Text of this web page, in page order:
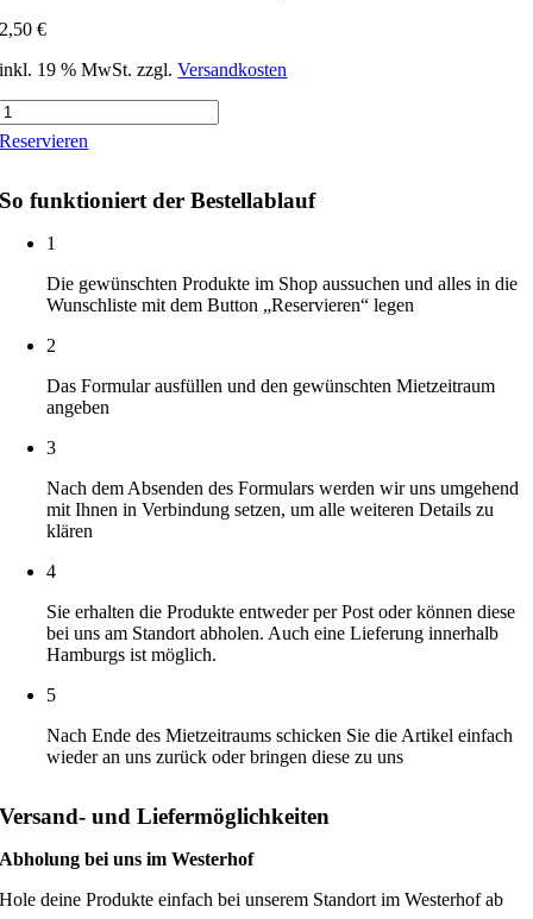
2,50€
inkl. 19 % MwSt. zzgl.Versandkosten
Reservieren
So funktioniert der Bestellablauf
1
Die gewünschten Produkte im Shop aussuchen und alles in die
Wunschliste mit dem Button „Reservieren“ legen
2
Das Formular ausfüllen und den gewünschten Mietzeitraum
angeben
3
Nach dem Absenden des Formulars werden wir uns umgehend
mit Ihnen in Verbindung setzen, um alle weiteren Details zu
klären
4
Sie erhalten die Produkte entweder per Post oder können diese
bei uns am Standort abholen. Auch eine Lieferung innerhalb
Hamburgs ist möglich.
5
Nach Ende des Mietzeitraums schicken Sie die Artikel einfach
wieder an uns zurück oder bringen diese zu uns
Versand- und Liefermöglichkeiten
Abholung bei uns im Westerhof
Hole deine Produkte einfach bei unserem Standort im Westerhof ab